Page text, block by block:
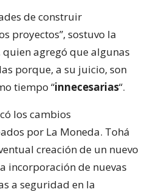
de construir
proyectos”, sostuvo la
agregó que algunas
porque, a su juicio, son
tiempo “innecesarias“.
los cambios
por La Moneda. Tohá
creación de un nuevo
incorporación de nuevas
a seguridad en la